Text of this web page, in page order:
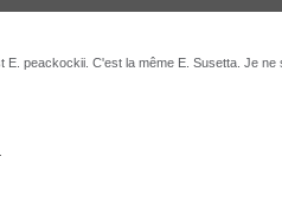
E. peackockii. C'est la même E. Susetta. Je